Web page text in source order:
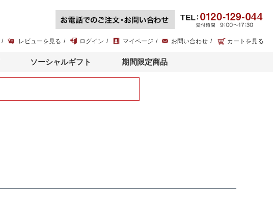
レビューを見る ログイン マイページ お問い合わせ カートを見る
ソーシャルギフト 期間限定商品